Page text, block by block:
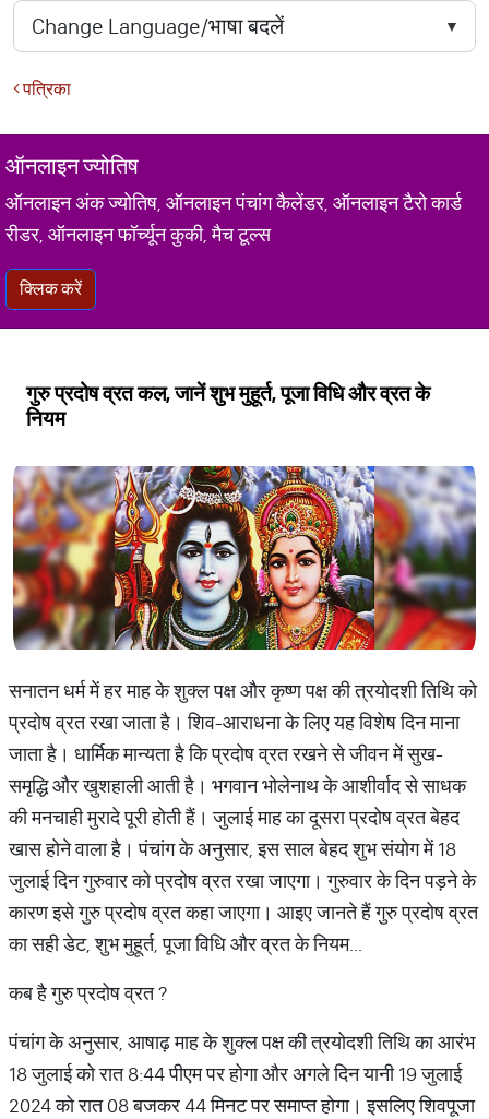
पत्रिका
ऑनलाइन ज्योतिष
ऑनलाइन अंक ज्योतिष, ऑनलाइन पंचांग कैलेंडर, ऑनलाइन टैरो कार्ड
रीडर, ऑनलाइन फॉर्च्यून कुकी, मैच टूल्स
क्लिक करें
गुरु प्रदोष व्रत कल, जानें शुभ मुहूर्त, पूजा विधि और व्रत के
नियम
सनातन धर्म में हर माह के शुक्ल पक्ष और कृष्ण पक्ष की त्रयोदशी तिथि को
प्रदोष व्रत रखा जाता है। शिव-आराधना के लिए यह विशेष दिन माना
जाता है। धार्मिक मान्यता है कि प्रदोष व्रत रखने से जीवन में सुख-
समृद्धि और खुशहाली आती है। भगवान भोलेनाथ के आशीर्वाद से साधक
की मनचाही मुरादे पूरी होती हैं। जुलाई माह का दूसरा प्रदोष व्रत बेहद
खास होने वाला है। पंचांग के अनुसार, इस साल बेहद शुभ संयोग में 18
जुलाई दिन गुरुवार को प्रदोष व्रत रखा जाएगा। गुरुवार के दिन पड़ने के
कारण इसे गुरु प्रदोष व्रत कहा जाएगा। आइए जानते हैं गुरु प्रदोष व्रत
का सही डेट, शुभ मुहूर्त, पूजा विधि और व्रत के नियम...
कब है गुरु प्रदोष व्रत ?
पंचांग के अनुसार, आषाढ़ माह के शुक्ल पक्ष की त्रयोदशी तिथि का आरंभ
18 जुलाई को रात 8:44 पीएम पर होगा और अगले दिन यानी 19 जुलाई
2024 को रात 08 बजकर 44 मिनट पर समाप्त होगा। इसलिए शिवपूजा